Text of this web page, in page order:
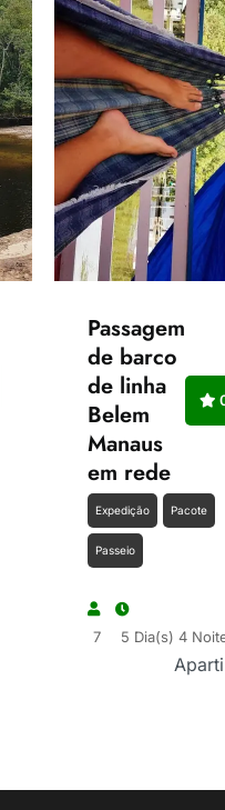
Passagem
de barco
de linha
Belem
Manaus
em rede
Expedição Pacote
Passeio
7 5 Dia(s) 4